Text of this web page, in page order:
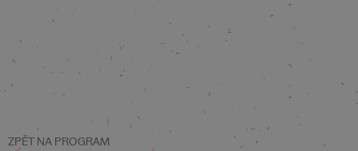
ZPĚT NA PROGRAM